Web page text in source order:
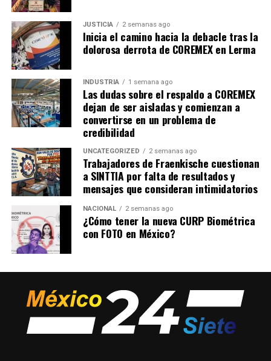
“La Unión Europea establece un límite de 48 horas
semanales, incluyendo horas extra, lo que evidencia un
rezago en la jornada laboral mexicana en comparación
con el panorama internacional”, expuso Carrasco Soulé.
En resumen, la reducción de la jornada laboral es vista
como un derecho social impostergable, pero su
implementación enfrenta desafíos significativos
relacionados con la duración de la transición, la
vigilancia de su cumplimiento y la capacidad de las
organizaciones sindicales para impulsar el cambio.
admin
JUSTICIA 2 semanas ago
Inicia el camino hacia la debacle tras la
dolorosa derrota de COREMEX en Lerma
INDUSTRIA 1 semana ago
Las dudas sobre el respaldo a COREMEX
dejan de ser aisladas y comienzan a
convertirse en un problema de
credibilidad
UNCATEGORIZED 2 semanas ago
Trabajadores de Fraenkische cuestionan
a SINTTIA por falta de resultados y
mensajes que consideran intimidatorios
NACIONAL 2 semanas ago
¿Cómo tener la nueva CURP Biométrica
con FOTO en México?